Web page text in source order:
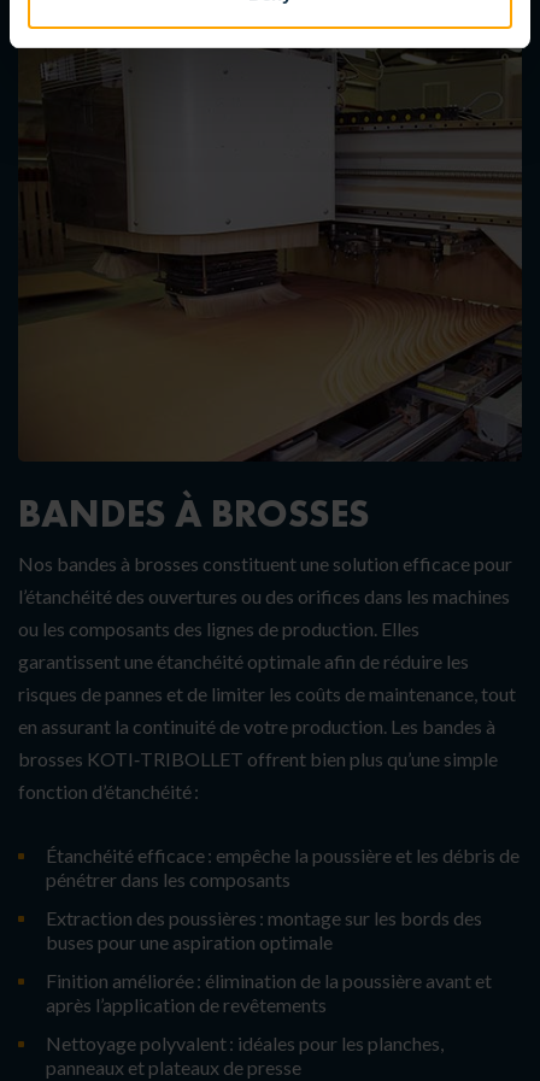
BANDES À BROSSES
Nos bandes à brosses constituent une solution efficace pour
l’étanchéité des ouvertures ou des orifices dans les machines
ou les composants des lignes de production. Elles
garantissent une étanchéité optimale afin de réduire les
risques de pannes et de limiter les coûts de maintenance, tout
en assurant la continuité de votre production. Les bandes à
brosses KOTI‑TRIBOLLET offrent bien plus qu’une simple
fonction d’étanchéité :
Étanchéité efficace : empêche la poussière et les débris de
pénétrer dans les composants
Extraction des poussières : montage sur les bords des
buses pour une aspiration optimale
Finition améliorée : élimination de la poussière avant et
après l’application de revêtements
Nettoyage polyvalent : idéales pour les planches,
panneaux et plateaux de presse